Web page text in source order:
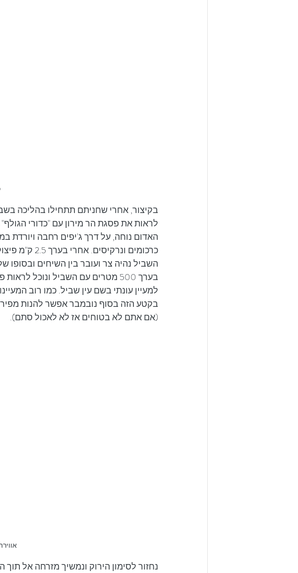
בקיצור, אחרי שחניתם תתחילו בהליכה
לראות את פסגת הר מירון עם "כדורי
האדום נוחה, על דרך ג'יפים רחבה ויורדת
כרכומים ונרקיסים. אחרי בערך 2.5 ק"מ פיצול עם שביל ירוק
השביל נהיה צר ועובר בין השיחים
בערך 500 מטרים עם השביל ונוכל
למעיין עונתי בשם עין שביל. כמו רוב
בקטע הזה בסוף נובמבר אפשר להנות
(אם אתם לא בטוחים אז לא לאכול סתם).
נחזור לסימון הירוק ונמשיך מזרחה אל